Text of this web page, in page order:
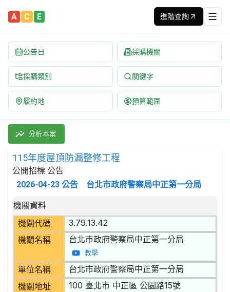
A C E 進階查詢
公告日 採購機關
採購類別 關鍵字
履約地 預算範圍
115年度屋頂防漏整修工程 招標公告 | 案號：11505 | 公開招
採購類別：工程類 屋頂及防水工程 | 招標方式：公開招標 |
分析本案
115年度屋頂防漏整修工程
公開招標 公告
2026-04-23 公告 台北市政府警察局中正第一分局
招標公告詳細內容
機關資料
機關代碼
3.79.13.42
機關名稱 台北市政府警察局中正第一分局
教學
單位名稱 台北市政府警察局中正第一分局
機關地址 100 臺北市 中正區 公園路15號